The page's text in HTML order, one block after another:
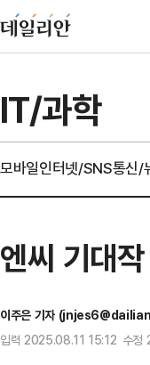
IT/과학
모바일인터넷/SNS통신/
엔씨 기대
이주은 기자
입력 2025.08.11 15:12 수정